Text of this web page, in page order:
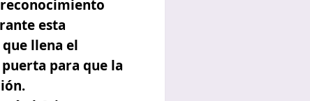
esta
llena el
para que la
.